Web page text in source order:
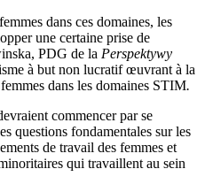
dans ces domaines, les
une certaine prise de
PDG de la Perspektywy
à but non lucratif œuvrant à la
dans les domaines STIM.
commencer par se
questions fondamentales sur les
de travail des femmes et
qui travaillent au sein